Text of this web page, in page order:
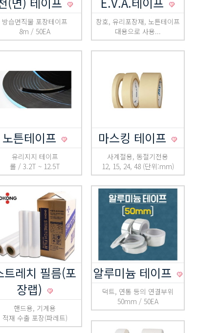
방습면직물 포장테이프
8m / 50EA
창호, 유리포장재, 노튼테이프
대용으로 사용...
노튼테이프
유리지지 테이프
롤 / 3.2T ~ 12.5T
마스킹 테이프
사계절용, 동절기전용
12, 15, 24, 48 (단위:mm)
트레치 필름(포
장랩)
핸드용, 기계용
적재 수출 포장(파레트)
알루미늄 테이프
덕트, 연통 등의 연결부위
50mm / 50EA